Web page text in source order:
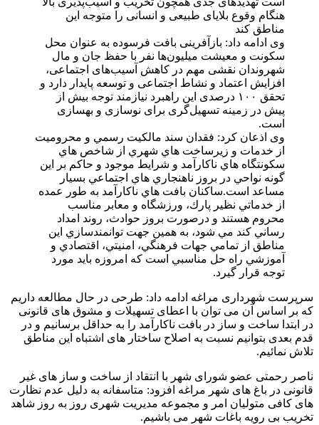
هنگام وقوع بلایای طبیعی و انسانی را متوجه این
مناطق کند
وی ادامه داد: بازآفرینی بافت فرسوده به عنوان محل
سکونت و معیشت میلیون‌ها نفر با حفظ جان و مال
شهروندان نقشی مهم در کاهش آسیب‌های اجتماعی،
افزایش اعتماد و نشاط اجتماعی و توسعه پایدار دارد و
تحقق ۱۰۰ درصدی این راهبرد نیازمند توجه بیش از
پیش در زمینه تسهیل‌گری برای نوسازی و بهسازی
است.
وی اذعان کرد: فقدان سند مالكيت رسمي و محروميت
از خدمات و زيرساخت‌ هاي شهري از شاخص‌ هاي
سكونتگاه هاي ناكارآمد و شرايط موجود و حاكم بر اين
گونه نواحي در بروز ناهنجاري ‌هاي اجتماعي بسيار
مساعد است.ساكنان بافت هاي ناكارآمد به طور عمده
از خدماتي نظير پارك، ورزشگاه و معابر مناسب
محروم هستند و درصورت بروز حوادث، روند امداد
رساني كند مي شود، به همين جهت توانمندسازي اين
مناطق از تمامي جهات فرهنگي، امنيتي، اقتصادي و
آموزشي راه حل مناسبي است كه امروزه باید مورد
توجه قرار گیرد.
سرپرست شهرداری مراغه ادامه داد: طرحی در حال مطالعه داریم
که بر اساس آن می توان با اعطای تسهیلات و مشوق های قانونی
در ابتدا ساخت و ساز در بافت ناکارآمد را به حداقل برسانیم و در
قدم بعدی بتوانیم نسبت به اصلاح ساختار های اشتباه این مناطق
تلاش نمائيم.
ناصر رحمتی عضو شورای شهر با انتقاد از ساخت و ساز های غیر
قانونی در باغ های شهر مراغه افزود: متاسفانه به دلیل عدم نظارت
های کافی متولیان امر و مجموعه مدیریت شهری روز به روز شاهد
تخریب بی رویه باغات شهر می باشیم.